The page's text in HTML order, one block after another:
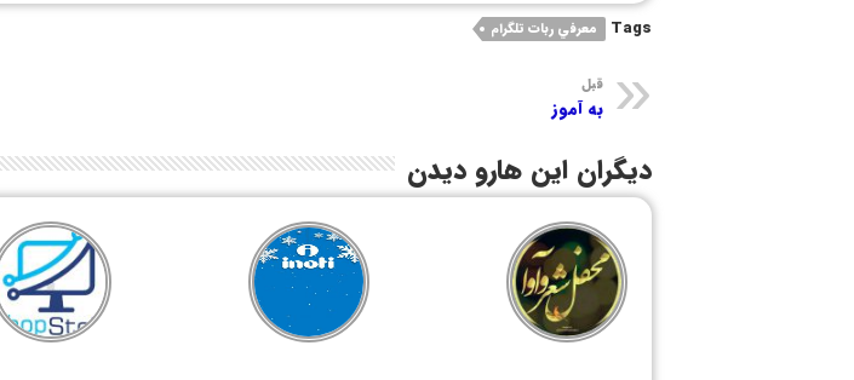
Tags معرفي ربات تلگرام
قبل
به آموز
دیگران این هارو دیدن